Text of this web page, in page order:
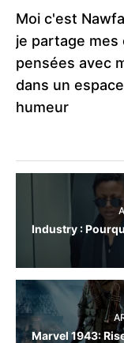
Moi c'est
je partage mes
pensées avec
dans un
humeur
Industry :
Marvel 1943: